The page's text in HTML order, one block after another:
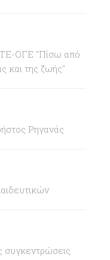
ΟΓΕ "Πίσω από
και της ζωής"
Ρηγανάς
συγκεντρώσεις